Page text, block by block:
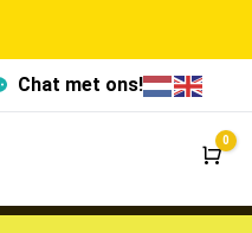
Chat met ons!
0